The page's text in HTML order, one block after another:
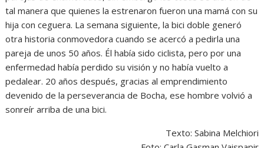
tal manera que quienes la estrenaron fueron una mamá con su
hija con ceguera. La semana siguiente, la bici doble generó
otra historia conmovedora cuando se acercó a pedirla una
pareja de unos 50 años. Él había sido ciclista, pero por una
enfermedad había perdido su visión y no había vuelto a
pedalear. 20 años después, gracias al emprendimiento
devenido de la perseverancia de Bocha, ese hombre volvió a
sonreír arriba de una bici.
Texto: Sabina Melchiori